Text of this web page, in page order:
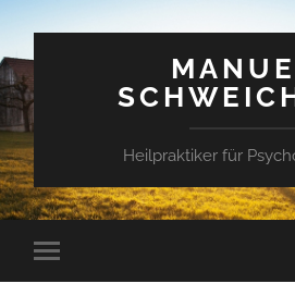
Heilpraktiker für
Mobile-
Menü